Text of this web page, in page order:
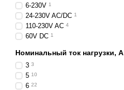
6-230V 1
24-230V AC/DC 1
110-230V AC 4
60V DC 1
Номинальный ток нагрузки, А
3 3
5 10
6 22